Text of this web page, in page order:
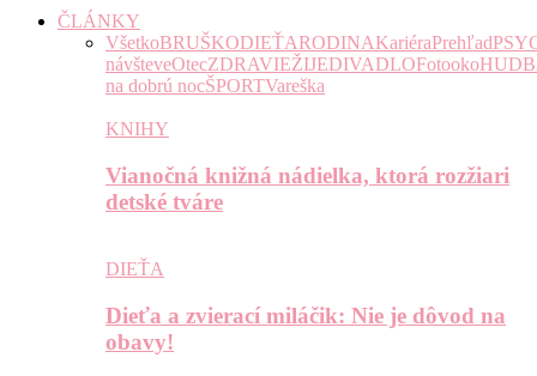
ČLÁNKY
VšetkoBRUŠKODIEŤARODINAKariéraPrehľad
návšteveOtecZDRAVIEŽIJEDIVADLOFotooko
na dobrú nocŠPORTVareška
KNIHY
Vianočná knižná nádielka, ktorá rozžiari
detské tváre
DIEŤA
Dieťa a zvierací miláčik: Nie je dôvod na
obavy!